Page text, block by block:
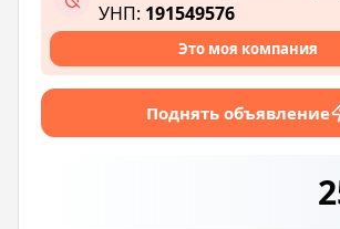
УНП: 191549576
Это моя компания
Поднять объявление